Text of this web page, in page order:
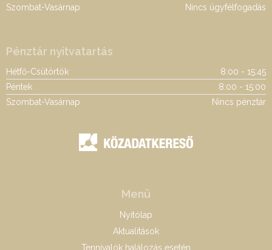
Szombat-Vasárnap
Nincs ügyfélfogadás
Pénztár nyitvatartás
Hétfő-Csütörtök
8:00 - 15:45
Péntek
8:00 - 15:00
Szombat-Vasárnap
Nincs pénztár
Menü
Nyitólap
Aktualitások
Tennivalók halálozás esetén